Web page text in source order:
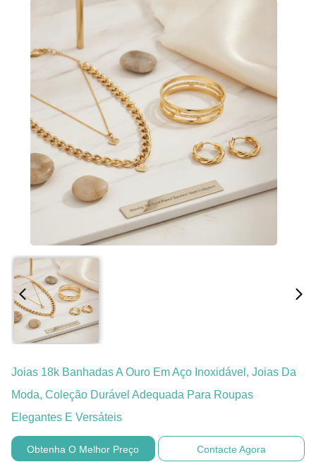
Joias 18k Banhadas A Ouro Em Aço Inoxidável, Joias Da
Moda, Coleção Durável Adequada Para Roupas
Elegantes E Versáteis
Obtenha O Melhor Preço Contacte Agora